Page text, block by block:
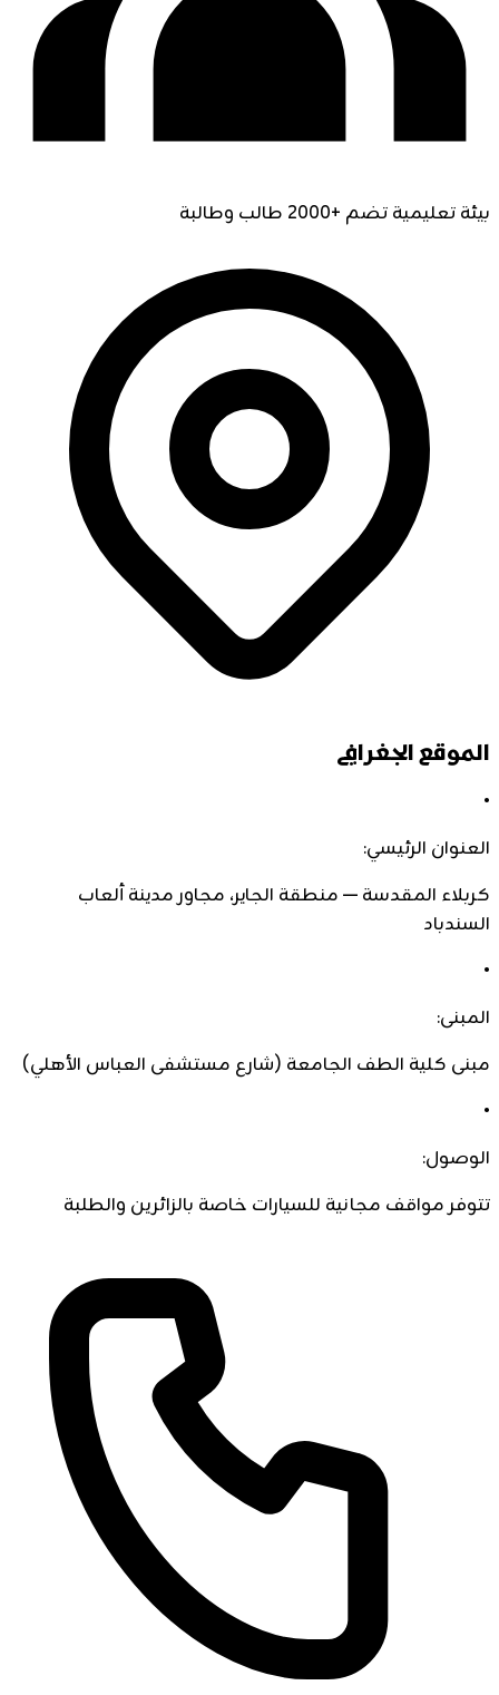
بيئة تعليمية تضم +2000 طالب وطالبة
الموقع الجغرافي
•
العنوان الرئيسي:
كربلاء المقدسة — منطقة الجاير، مجاور مدينة ألعاب
السندباد
•
المبنى:
مبنى كلية الطف الجامعة (شارع مستشفى العباس الأهلي)
•
الوصول:
تتوفر مواقف مجانية للسيارات خاصة بالزائرين والطلبة